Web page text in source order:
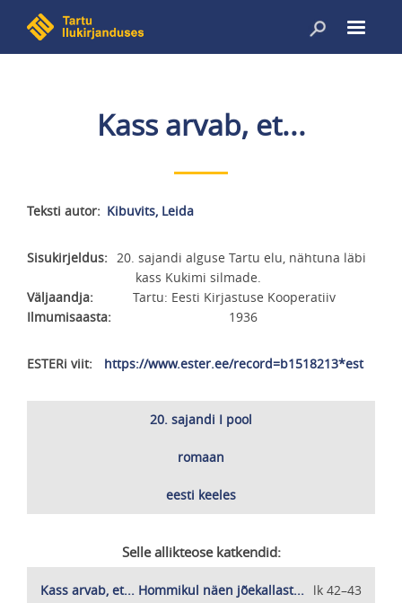
edasi
Kass arvab, et...
Teksti autor Kibuvits, Leida
Sisukirjeldus
20. sajandi alguse Tartu elu, nähtuna läbi
kass Kukimi silmade.
Väljaandja
Tartu: Eesti Kirjastuse Kooperatiiv
Ilmumisaasta
1936
ESTERi viit https://www.ester.ee/record=b1518213*est
20. sajandi I pool
romaan
eesti keeles
Selle allikteose katkendid:
Kass arvab, et... Hommikul näen jõekallast... lk 42–43